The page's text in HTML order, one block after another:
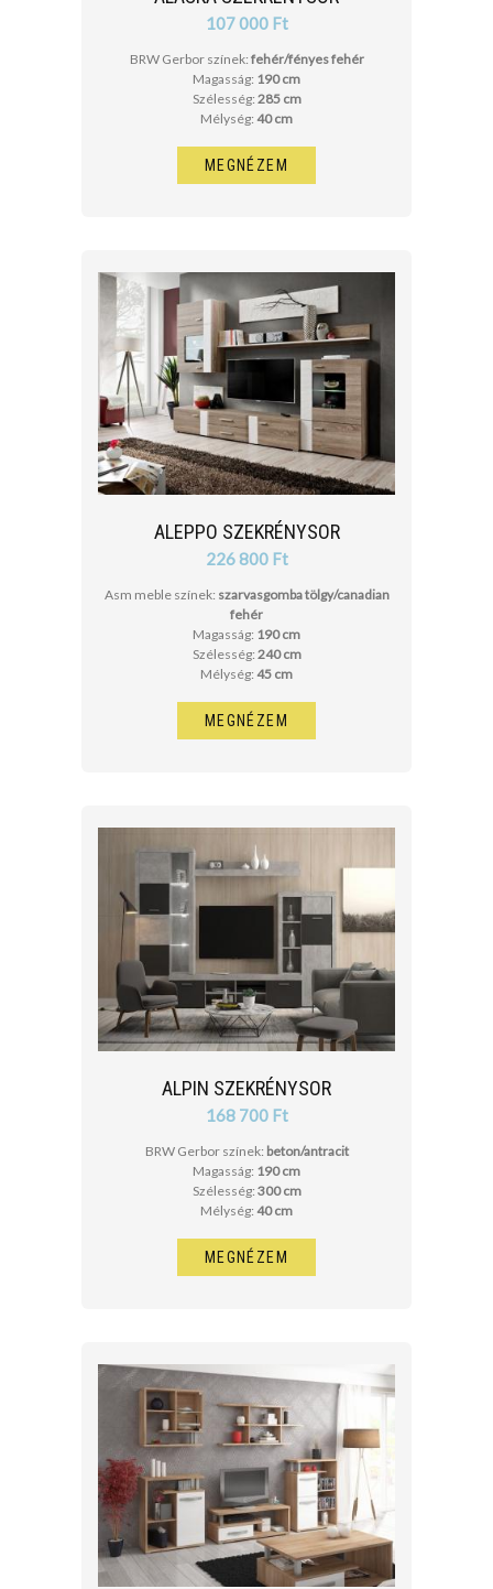
107 000 Ft
BRW Gerbor színek: fehér/fényes fehér
Magasság: 190 cm
Szélesség: 285 cm
Mélység: 40 cm
MEGNÉZEM
ALEPPO SZEKRÉNYSOR
226 800 Ft
Asm meble színek: szarvasgomba tölgy/canadian
fehér
Magasság: 190 cm
Szélesség: 240 cm
Mélység: 45 cm
MEGNÉZEM
ALPIN SZEKRÉNYSOR
168 700 Ft
BRW Gerbor színek: beton/antracit
Magasság: 190 cm
Szélesség: 300 cm
Mélység: 40 cm
MEGNÉZEM